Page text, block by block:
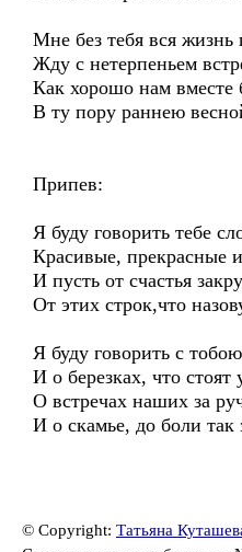
Мне без тебя вся жизнь
Жду с нетерпеньем
Как хорошо нам вместе
В ту пору раннею
Припев:
Я буду говорить тебе
Красивые, прекрасные
И пусть от счастья
От этих строк,что
Я буду говорить с
И о березках, что стоят
О встречах наших за
И о скамье, до боли так
© Copyright: Татьяна